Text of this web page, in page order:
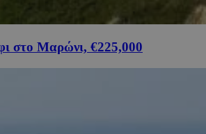
στο Μαρώνι, €225,000